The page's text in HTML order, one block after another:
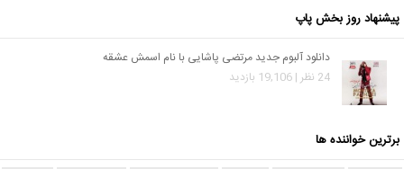
پیشنهاد روز بخش پاپ
دانلود آلبوم جدید مرتضی پاشایی با نام اسمش عشقه
24 نظر | 19,106 بازدید
برترین خواننده ها